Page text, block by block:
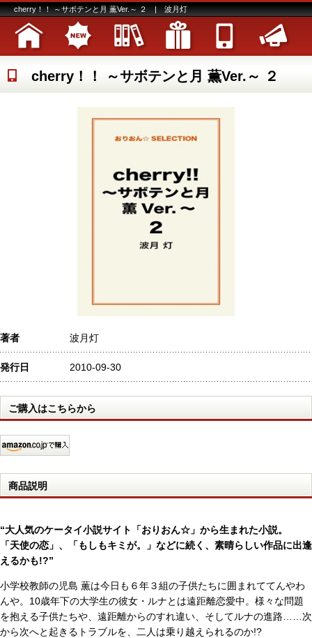
cherry！！ ～サボテンと月 薫Ver.～ ２ | 波月灯
cherry！！ ～サボテンと月 薫Ver.～ ２
著者 波月灯
発行日 2010-09-30
ご購入はこちらから
商品説明
“大人気のケータイ小説サイト「おりおん☆」から生まれた小説。
「天使の恋」、「もしもキミが。」などに続く、素晴らしい作品に出逢
えるかも!?”
小学校教師の児島 薫は今日も６年３組の子供たちに囲まれててんやわ
んや。10歳年下の大学生の彼女・ルナとは遠距離恋愛中。様々な問題
を抱える子供たちや、遠距離からのすれ違い、そしてルナの進路……次
から次へと起きるトラブルを、二人は乗り越えられるのか!?